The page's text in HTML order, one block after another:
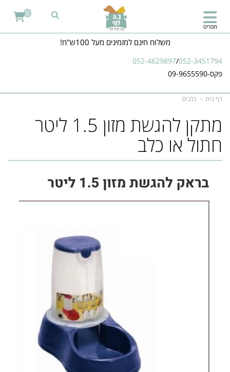
משלוח חינם למזמינים מעל 100ש"ח!
052-4629897/052-3451794
פקס-09-9655590
תפריט
0
דף בית כלבים
מתקן להגשת מזון 1.5 ליטר
חתול או כלב